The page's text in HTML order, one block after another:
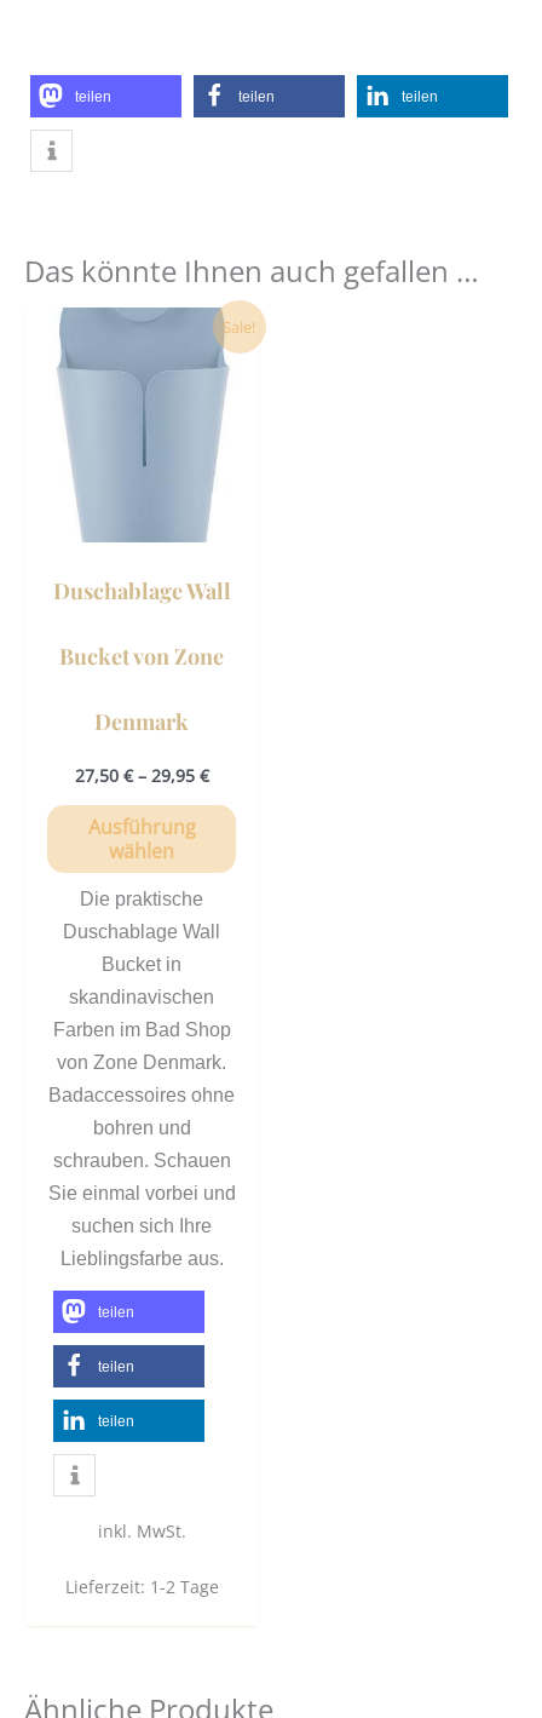
teilen teilen teilen
Das könnte Ihnen auch gefallen …
Sale!
Duschablage Wall
Bucket von Zone
Denmark
27,50 €– 29,95 €
Ausführung
wählen
Dieses
Produkt
Die praktische
Duschablage Wall
Bucket in
skandinavischen
Farben im Bad Shop
von Zone Denmark.
Badaccessoires ohne
bohren und
schrauben. Schauen
Sie einmal vorbei und
suchen sich Ihre
Lieblingsfarbe aus.
teilen
teilen
teilen
inkl. MwSt.
Lieferzeit: 1-2 Tage
Ähnliche Produkte